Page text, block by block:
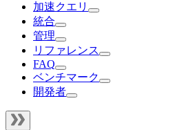
加速クエリ
統合
管理
リファレンス
FAQ
ベンチマーク
開発者